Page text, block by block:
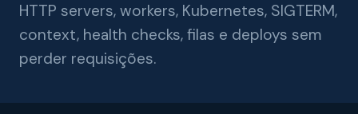
HTTP servers, workers, Kubernetes, SIGTERM,
context, health checks, filas e deploys sem
perder requisições.